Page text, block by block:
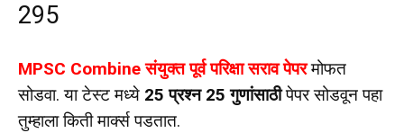
295
MPSC Combine संयुक्त पूर्व परिक्षा सराव पेपरमोफत
सोडवा. या टेस्ट मध्ये 25 प्रश्न 25 गुणांसाठीपेपर सोडवून पहा
तुम्हाला किती मार्क्स पडतात.